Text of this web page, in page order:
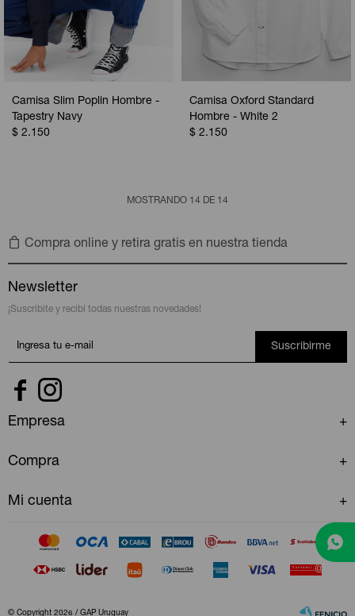
Camisa Slim Poplin Hombre -
Tapestry Navy
$ 2.150
Camisa Oxford Standard
Hombre - White 2
$ 2.150
MOSTRANDO 14 DE 14
Compra online y retira gratis en nuestra tienda
Newsletter
¡Suscribite y recibí todas nuestras novedades!
Suscribirme
 
Empresa
Compra
Mi cuenta
© Copyright 2026 / GAP Uruguay